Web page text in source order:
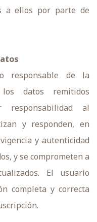
a ellos por parte de
responsable de la
datos remitidos
responsabilidad al
y responden, en
y autenticidad
y se comprometen a
El usuario
completa y correcta